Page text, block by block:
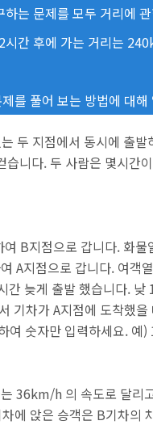
는 문제를 모두 거리에
간 후에 가는 거리는
를 풀어 보는 방법에 대
두 지점에서 동시에 출발
니다. 두 사람은 몇시간
B지점으로 갑니다. 화
A지점으로 갑니다. 여객
늦게 출발 했습니다. 낮
기차가 A지점에 도착했
여 숫자만 입력하세요. 예)
36km/h 의 속도로 달
에 앉은 승객은 B기차의